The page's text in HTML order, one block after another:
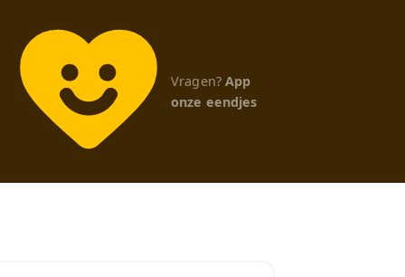
Vragen? App
onze eendjes